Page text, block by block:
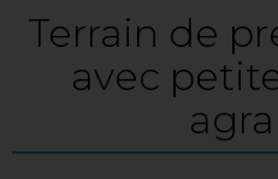
Terrain de
avec